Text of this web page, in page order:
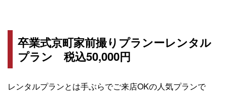
卒業式京町家前撮りプランーレンタル
プラン 税込50,000円
レンタルプランとは手ぶらでご来店OKの人気プランで